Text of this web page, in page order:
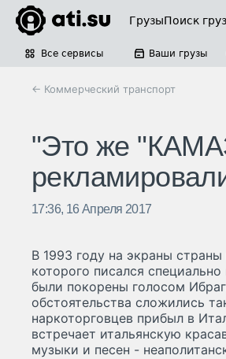
ГрузыПоиск
Все сервисы Ваши грузы
← Коммерческий транспорт
"Это же
17:36, 16 Апреля 2017
В 1993 году на экраны
которого писался
были покорены голосом
обстоятельства сложились
наркоторговцев прибыл в
встречает итальянскую
музыки и песен -